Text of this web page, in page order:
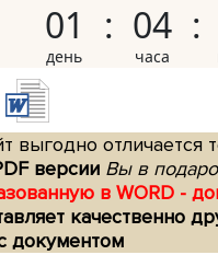
01 04
выгодно отличается
версии Вы в
в WORD -
качественно
документом